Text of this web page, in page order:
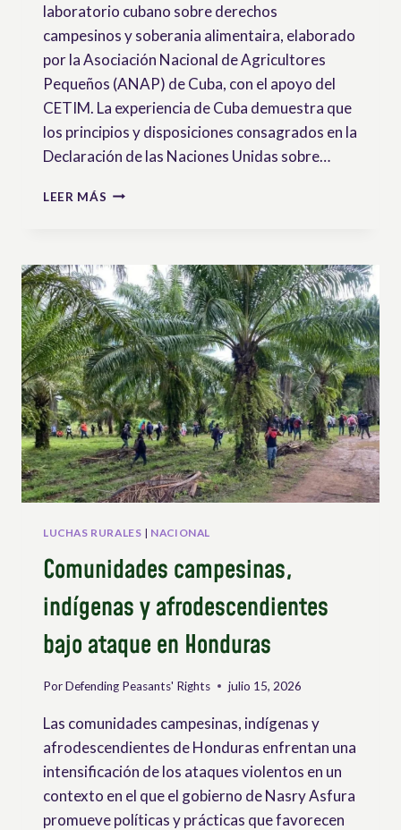
laboratorio cubano sobre derechos
campesinos y soberania alimentaira, elaborado
por la Asociación Nacional de Agricultores
Pequeños (ANAP) de Cuba, con el apoyo del
CETIM. La experiencia de Cuba demuestra que
los principios y disposiciones consagrados en la
Declaración de las Naciones Unidas sobre…
LEER MÁS INFORME
E
IMPLEMENTACIÓN
DE
LA
UNDROP
EN
CUBA
LUCHAS RURALES | NACIONAL
Comunidades campesinas,
indígenas y afrodescendientes
bajo ataque en Honduras
PorDefending Peasants' Rights julio 15, 2026
Las comunidades campesinas, indígenas y
afrodescendientes de Honduras enfrentan una
intensificación de los ataques violentos en un
contexto en el que el gobierno de Nasry Asfura
promueve políticas y prácticas que favorecen